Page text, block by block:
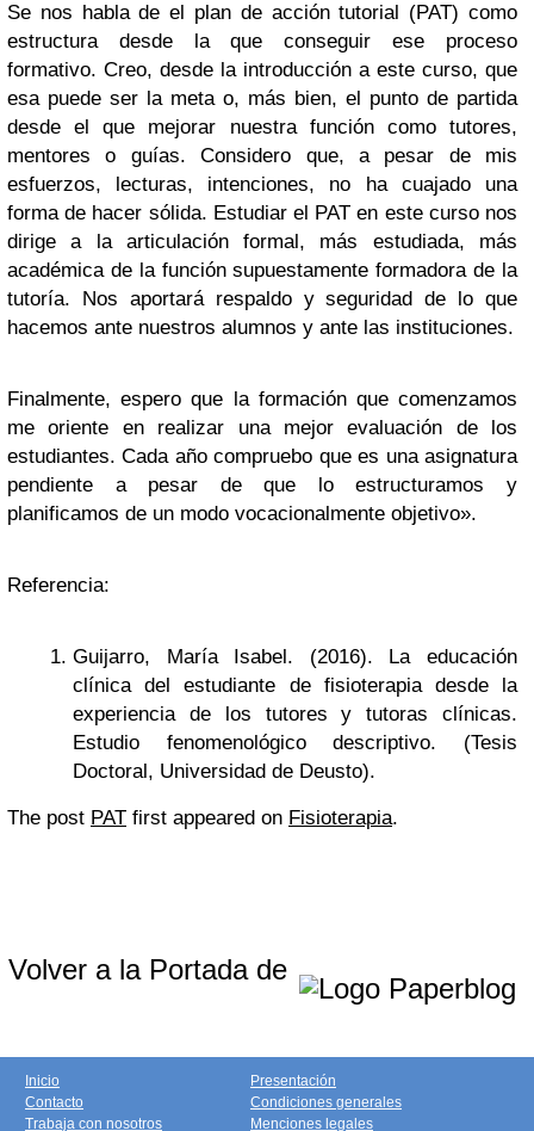
Se nos habla de el plan de acción tutorial (PAT) como
estructura desde la que conseguir ese proceso
formativo. Creo, desde la introducción a este curso, que
esa puede ser la meta o, más bien, el punto de partida
desde el que mejorar nuestra función como tutores,
mentores o guías. Considero que, a pesar de mis
esfuerzos, lecturas, intenciones, no ha cuajado una
forma de hacer sólida. Estudiar el PAT en este curso nos
dirige a la articulación formal, más estudiada, más
académica de la función supuestamente formadora de la
tutoría. Nos aportará respaldo y seguridad de lo que
hacemos ante nuestros alumnos y ante las instituciones.
Finalmente, espero que la formación que comenzamos
me oriente en realizar una mejor evaluación de los
estudiantes. Cada año compruebo que es una asignatura
pendiente a pesar de que lo estructuramos y
planificamos de un modo vocacionalmente objetivo».
Referencia:
Guijarro, María Isabel. (2016). La educación
clínica del estudiante de fisioterapia desde la
experiencia de los tutores y tutoras clínicas.
Estudio fenomenológico descriptivo. (Tesis
Doctoral, Universidad de Deusto).
The post PAT first appeared on Fisioterapia.
Volver a la Portada de
Inicio
Contacto
Trabaja con nosotros
Presentación
Condiciones generales
Menciones legales